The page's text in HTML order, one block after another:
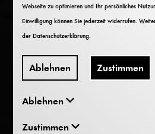
Webseite zu optimieren und Ihr persönliches
Einwilligung können Sie jederzeit widerrufen.
derDatenschutzerklärung
Ablehnen Zustimmen
Ablehnen
Zustimmen